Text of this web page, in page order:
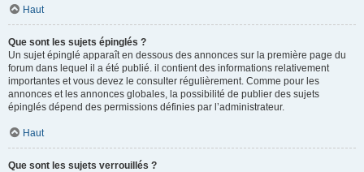
Haut
Que sont les sujets épinglés ?
Un sujet épinglé apparaît en dessous des annonces sur la première page du
forum dans lequel il a été publié. il contient des informations relativement
importantes et vous devez le consulter régulièrement. Comme pour les
annonces et les annonces globales, la possibilité de publier des sujets
épinglés dépend des permissions définies par l’administrateur.
Haut
Que sont les sujets verrouillés ?